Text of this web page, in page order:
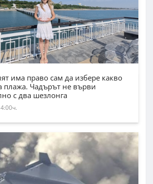
има право сам да избере какво
плажа. Чадърът не върви
с два шезлонга